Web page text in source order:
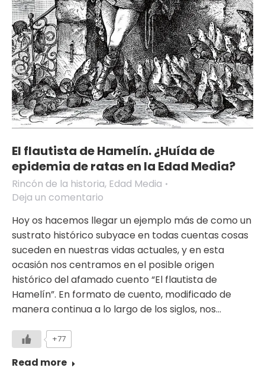
El flautista de Hamelín. ¿Huída de
epidemia de ratas en la Edad Media?
Rincón de la historia, Edad Media
Deja un comentario
Hoy os hacemos llegar un ejemplo más de como un
sustrato histórico subyace en todas cuentas cosas
suceden en nuestras vidas actuales, y en esta
ocasión nos centramos en el posible origen
histórico del afamado cuento “El flautista de
Hamelín”. En formato de cuento, modificado de
manera continua a lo largo de los siglos, nos…
+77
Read more